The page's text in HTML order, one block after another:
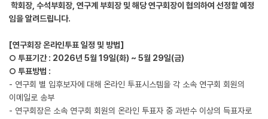
학회장, 수석부회장, 연구계 부회장 및 해당 연구회장이 협의하여 선정할 예정
임을 알려드립니다.
[연구회장 온라인투표 일정 및 방법]
○ 투표기간 : 2026년 5월 19일(화) ~ 5월 29일(금)
○ 투표방법 :
- 연구회 별 입후보자에 대해 온라인 투표시스템을 각 소속 연구회 회원의
이메일로 송부
- 연구회장은 소속 연구회 회원의 온라인 투표자 중 과반수 이상의 득표자로